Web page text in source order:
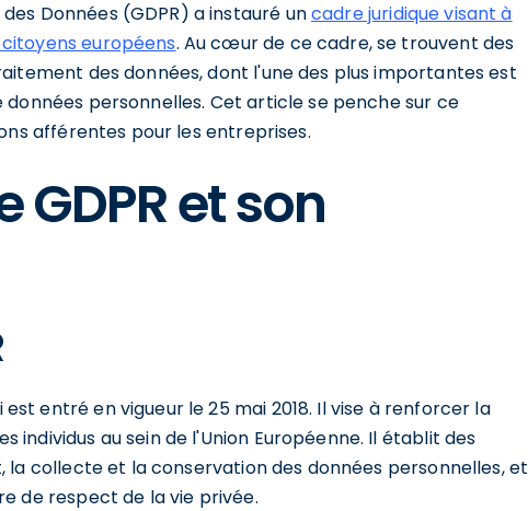
Données (GDPR) a instauré uncadre juridique visant à
européens. Au cœur de ce cadre, se trouvent des
des données, dont l'une des plus importantes est
personnelles. Cet article se penche sur ce
afférentes pour les entreprises.
et son
entré en vigueur le 25 mai 2018. Il vise à renforcer la
individus au sein de l'Union Européenne. Il établit des
collecte et la conservation des données personnelles, et
de respect de la vie privée.